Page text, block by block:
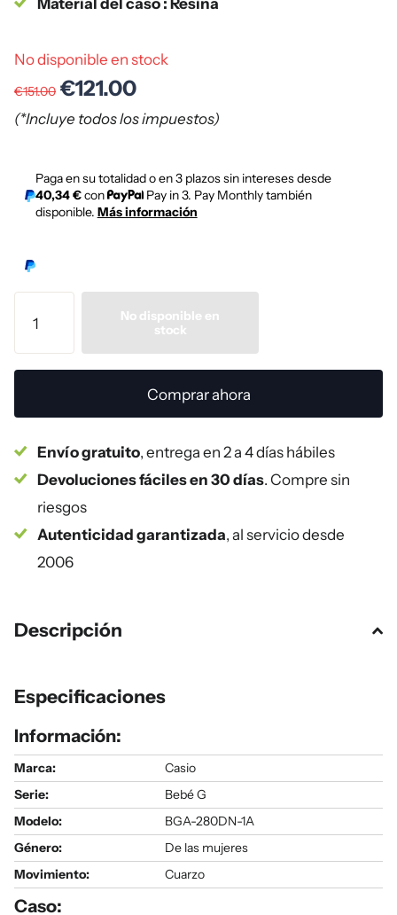
No disponible en stock
€151.00 €121.00
(*Incluye todos los impuestos)
Paga en su totalidad o en 3 plazos sin intereses desde
40,34 €con
Pay in 3. Pay Monthly también
disponible. Más información
No disponible en
stock
Comprar ahora
Envío gratuito, entrega en 2 a 4 días hábiles
Devoluciones fáciles en 30 días. Compre sin
riesgos
Autenticidad garantizada, al servicio desde
2006
Descripción
Especificaciones
Información:
Marca:
Casio
Serie:
Bebé G
Modelo:
BGA-280DN-1A
Género:
De las mujeres
Movimiento:
Cuarzo
Caso: